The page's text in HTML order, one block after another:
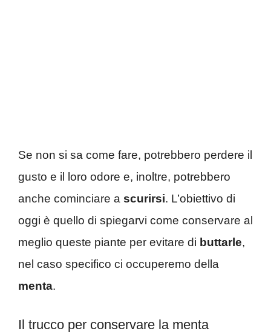
Se non si sa come fare, potrebbero perdere il
gusto e il loro odore e, inoltre, potrebbero
anche cominciare a scurirsi. L’obiettivo di
oggi è quello di spiegarvi come conservare al
meglio queste piante per evitare di buttarle,
nel caso specifico ci occuperemo della
menta.
Il trucco per conservare la menta